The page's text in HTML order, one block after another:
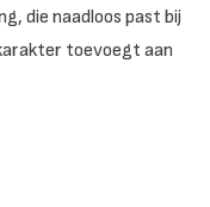
die naadloos past bij
toevoegt aan